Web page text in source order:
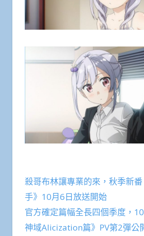
殺哥布林讓專業的來，秋季新
手》10月6日放送開始
官方確定篇幅全長四個季度，
神域Alicization篇》PV第2彈公